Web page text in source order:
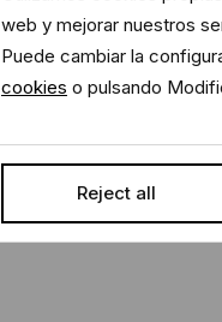
Puede cambiar la
cookieso pulsando
Reject all